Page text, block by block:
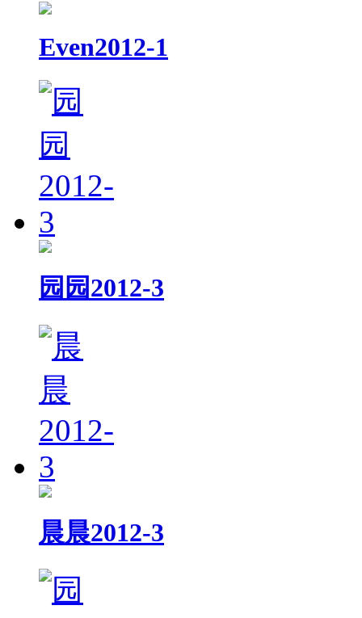
Even2012-1
园园2012-3
晨晨2012-3